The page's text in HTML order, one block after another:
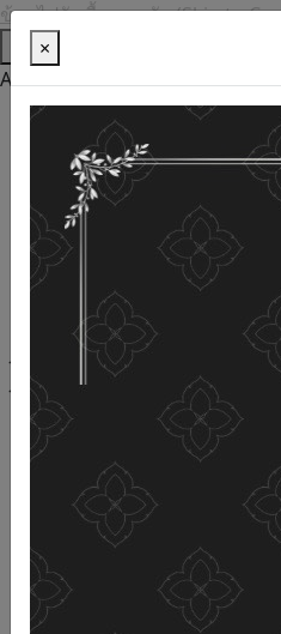
ข้ามไปยังเนื้อหาหลัก (Skip to
Help
Accessibility Tools
Thai language
English
Increase the font size
Reduce font size
Normal font size
High Definition
Negative sharpness
Normal Definition
Open and read with voice
Turn off voice reading
Site map
This website uses cookies
The Department of Older
personal information for
and improving the website.
without changing any
to receive cookies on the
×